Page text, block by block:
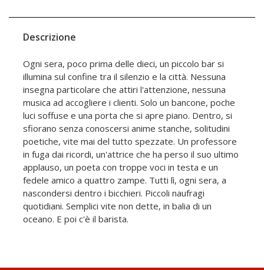
Descrizione
Ogni sera, poco prima delle dieci, un piccolo bar si
illumina sul confine tra il silenzio e la città. Nessuna
insegna particolare che attiri l'attenzione, nessuna
musica ad accogliere i clienti. Solo un bancone, poche
luci soffuse e una porta che si apre piano. Dentro, si
sfiorano senza conoscersi anime stanche, solitudini
poetiche, vite mai del tutto spezzate. Un professore
in fuga dai ricordi, un'attrice che ha perso il suo ultimo
applauso, un poeta con troppe voci in testa e un
fedele amico a quattro zampe. Tutti lì, ogni sera, a
nascondersi dentro i bicchieri. Piccoli naufragi
quotidiani. Semplici vite non dette, in balia di un
oceano. E poi c'è il barista.